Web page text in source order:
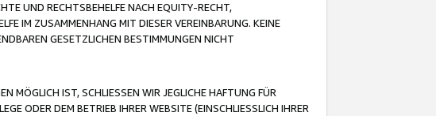
UND RECHTSBEHELFE NACH EQUITY-RECHT,
IM ZUSAMMENHANG MIT DIESER VEREINBARUNG. KEINE
GESETZLICHEN BESTIMMUNGEN NICHT
MÖGLICH IST, SCHLIESSEN WIR JEGLICHE HAFTUNG FÜR
ODER DEM BETRIEB IHRER WEBSITE (EINSCHLIESSLICH IHRER